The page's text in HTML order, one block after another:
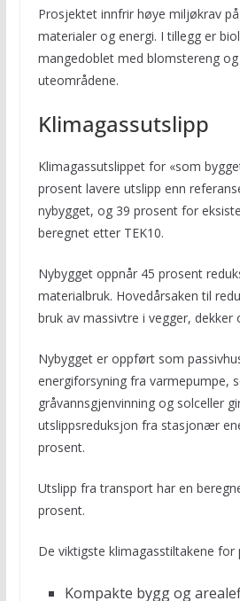
Prosjektet innfrir høye miljøkrav
materialer og energi. I tillegg er
mangedoblet med blomstereng
uteområdene.
Klimagassutslipp
Klimagassutslippet for «som
prosent lavere utslipp enn
nybygget, og 39 prosent for
beregnet etter TEK10.
Nybygget oppnår 45 prosent
materialbruk. Hovedårsaken til
bruk av massivtre i vegger, dekker
Nybygget er oppført som
energiforsyning fra varmepumpe,
gråvannsgjenvinning og solceller
utslippsreduksjon fra stasjonær
prosent.
Utslipp fra transport har en
prosent.
De viktigste klimagasstiltakene
Kompakte bygg og